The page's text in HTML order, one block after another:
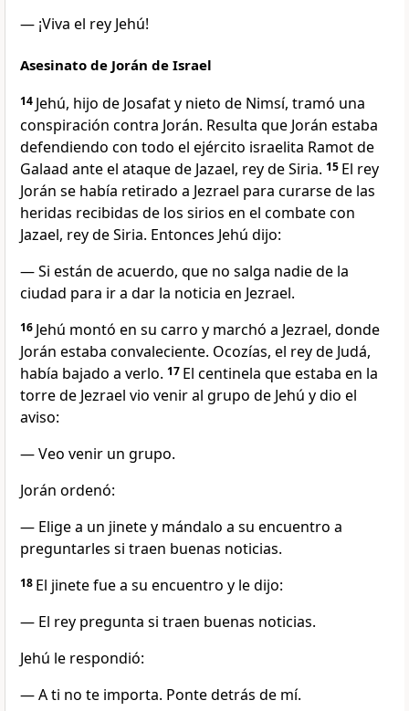
— ¡Viva el rey Jehú!
Asesinato de Jorán de Israel
14 Jehú, hijo de Josafat y nieto de Nimsí, tramó una
conspiración contra Jorán. Resulta que Jorán estaba
defendiendo con todo el ejército israelita Ramot de
Galaad ante el ataque de Jazael, rey de Siria. 15 El rey
Jorán se había retirado a Jezrael para curarse de las
heridas recibidas de los sirios en el combate con
Jazael, rey de Siria. Entonces Jehú dijo:
— Si están de acuerdo, que no salga nadie de la
ciudad para ir a dar la noticia en Jezrael.
16 Jehú montó en su carro y marchó a Jezrael, donde
Jorán estaba convaleciente. Ocozías, el rey de Judá,
había bajado a verlo. 17 El centinela que estaba en la
torre de Jezrael vio venir al grupo de Jehú y dio el
aviso:
— Veo venir un grupo.
Jorán ordenó:
— Elige a un jinete y mándalo a su encuentro a
preguntarles si traen buenas noticias.
18 El jinete fue a su encuentro y le dijo:
— El rey pregunta si traen buenas noticias.
Jehú le respondió:
— A ti no te importa. Ponte detrás de mí.